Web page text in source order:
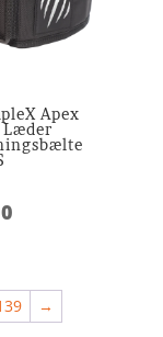
Apex
Læder
→